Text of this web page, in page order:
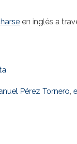
en inglés a
Pérez Tornero,